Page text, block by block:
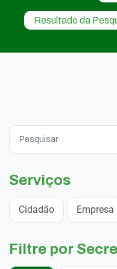
Resultado da
Serviços
Cidadão Empresa
Filtre por